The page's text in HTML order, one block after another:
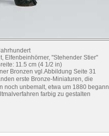
Elfenbeinhörner, "Stehender Stier"
11.5 cm (4 1/2 in)
Bronzen vgl.Abbildung Seite 31
erste Bronze-Miniaturen, die
noch unbemalt, etwa um 1880 begann
farbig zu gestalten